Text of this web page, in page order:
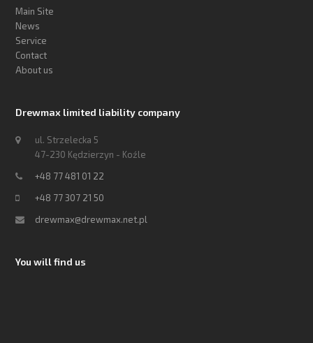
Main Site
News
Service
Contact
About us
Drewmax limited liability company
ul. Strzelecka 5
47-230 Kędzierzyn - Koźle
+48 77 481 01 22
+48 77 307 21 50
drewmax@drewmax.net.pl
You will find us